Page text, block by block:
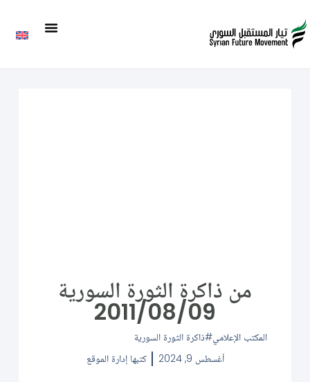
من ذاكرة الثورة السورية
2011/08/09
المكتب الإعلامي ذاكرة الثورة السورية
أغسطس 9, 2024
كتبها إدارة الموقع